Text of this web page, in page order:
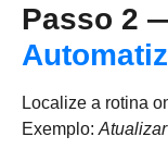
Passo 2
Localize a rotina
Exemplo: